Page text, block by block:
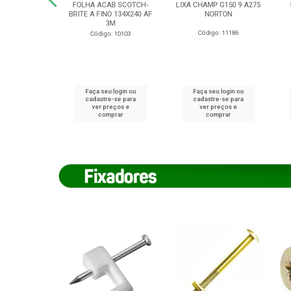
FOLHA ACAB SCOTCH-
BRITE A FINO 134X240 AF
3M
Código: 10103
Faça seu login ou
cadastre-se para
ver preços e
comprar
LIXA CHAMP G150 9 A275
NORTON
Código: 11186
Faça seu login ou
cadastre-se para
ver preços e
comprar